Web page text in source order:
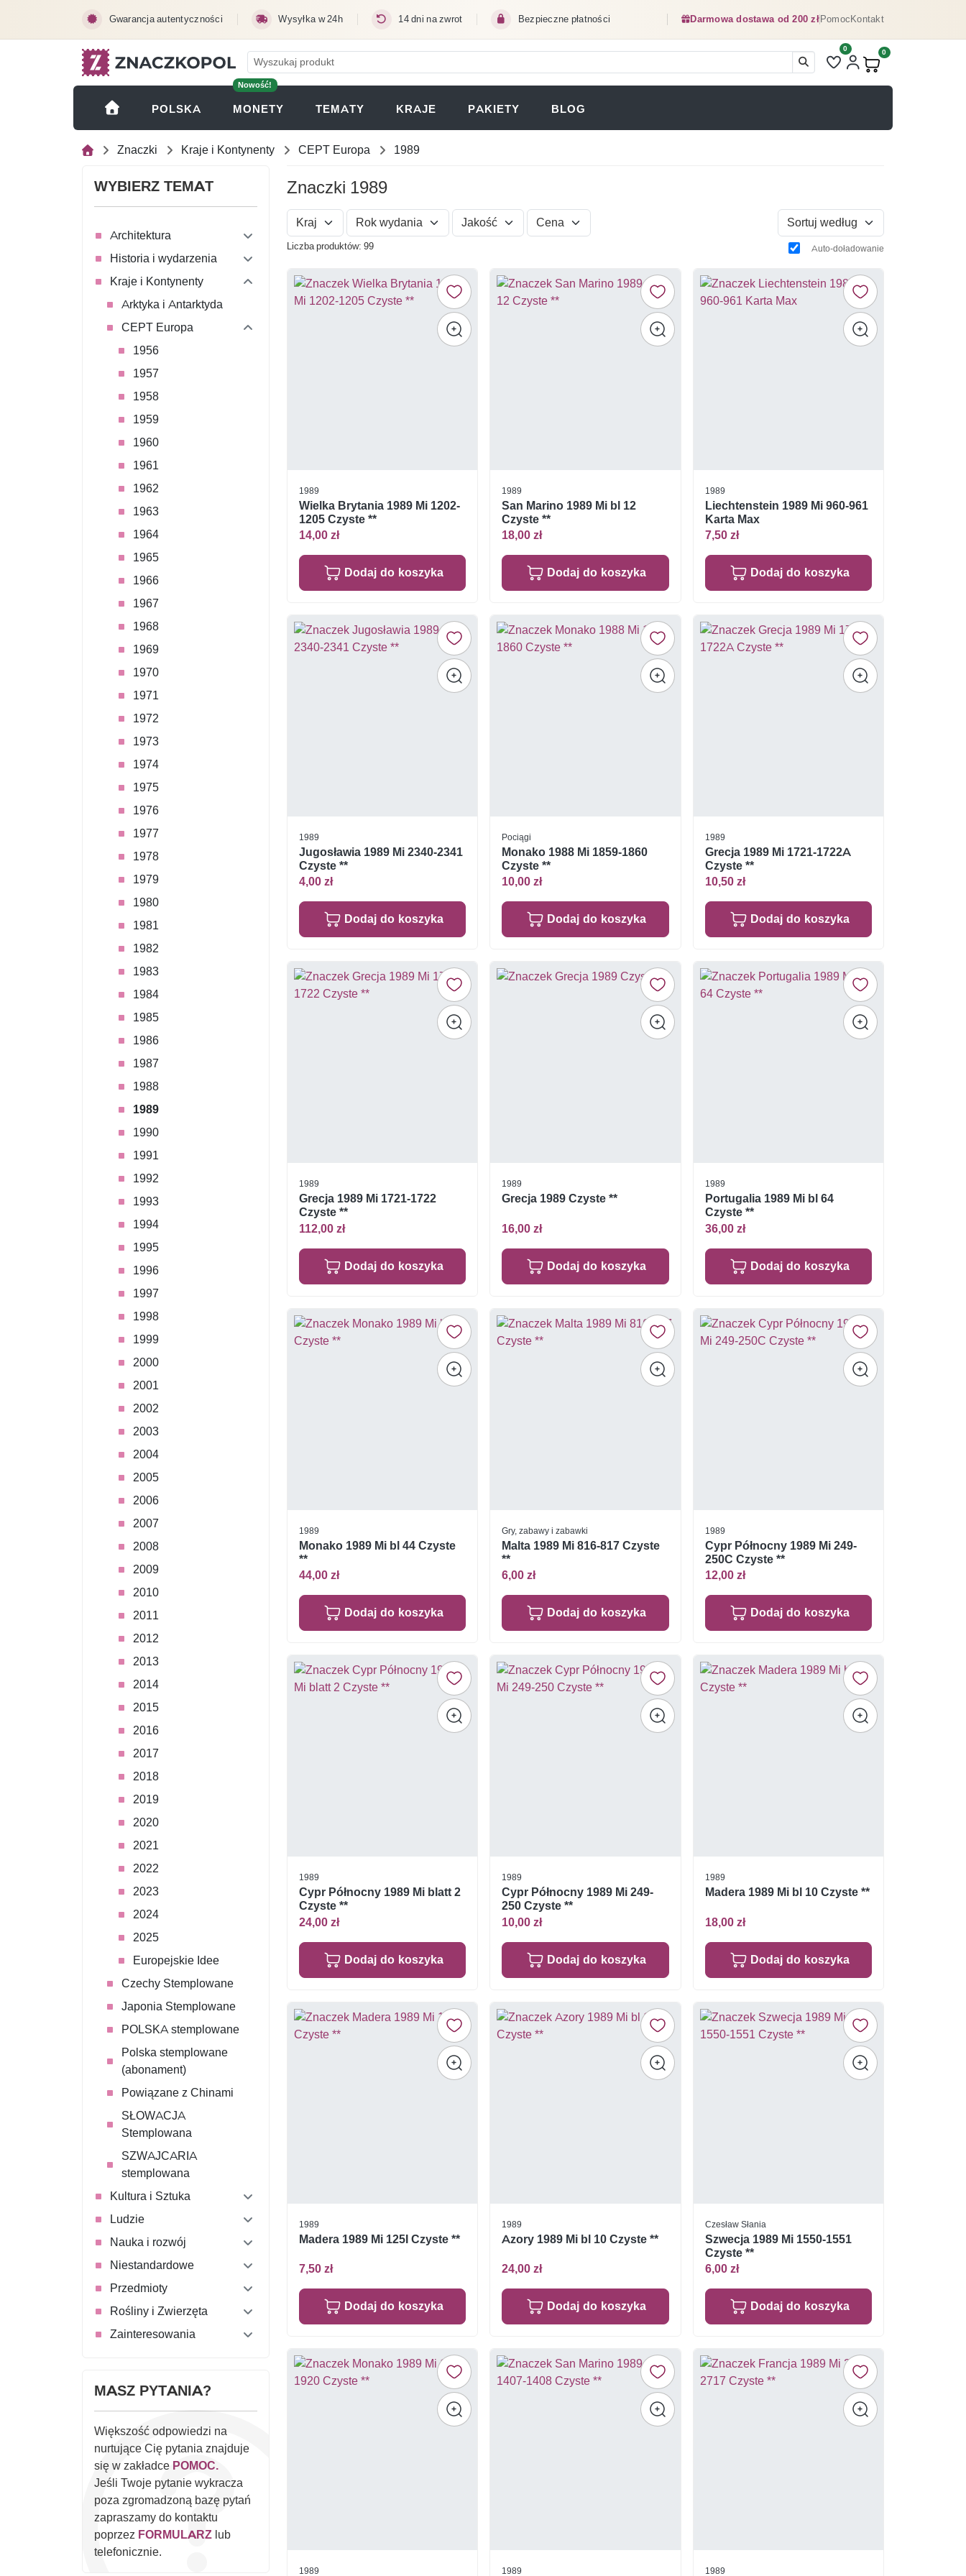
Gwarancja autentyczności Wysyłka w 24h 14 dni na zwrot Bezpieczne płatności Darmowa dostawa od 200 złPomocKontakt
Liczba pozycji na liście
0
Produkty w koszyku:
0
POLSKA
Nowość!
MONETY (OTWIERA SIĘ W NOWEJ KARCIE)
TEMATY KRAJE PAKIETY BLOG
Znaczki Kraje i Kontynenty CEPT Europa 1989
WYBIERZ TEMAT
Architektura
Historia i wydarzenia
Kraje i Kontynenty
Arktyka i Antarktyda
CEPT Europa
1956
1957
1958
1959
1960
1961
1962
1963
1964
1965
1966
1967
1968
1969
1970
1971
1972
1973
1974
1975
1976
1977
1978
1979
1980
1981
1982
1983
1984
1985
1986
1987
1988
1989
1990
1991
1992
1993
1994
1995
1996
1997
1998
1999
2000
2001
2002
2003
2004
2005
2006
2007
2008
2009
2010
2011
2012
2013
2014
2015
2016
2017
2018
2019
2020
2021
2022
2023
2024
2025
Europejskie Idee
Czechy Stemplowane
Japonia Stemplowane
POLSKA stemplowane
Polska stemplowane
(abonament)
Powiązane z Chinami
SŁOWACJA
Stemplowana
SZWAJCARIA
stemplowana
Kultura i Sztuka
Ludzie
Nauka i rozwój
Niestandardowe
Przedmioty
Rośliny i Zwierzęta
Zainteresowania
MASZ PYTANIA?
Większość odpowiedzi na
nurtujące Cię pytania znajduje
się w zakładce POMOC.
Jeśli Twoje pytanie wykracza
poza zgromadzoną bazę pytań
zapraszamy do kontaktu
poprzez FORMULARZ lub
telefonicznie.
Znaczki 1989
Kraj Rok wydania Jakość Cena Sortuj według
Liczba produktów: 99 Auto-doładowanie
1989
Wielka Brytania 1989 Mi 1202-
1205 Czyste **
14,00 zł
Dodaj do koszyka
1989
San Marino 1989 Mi bl 12
Czyste **
18,00 zł
Dodaj do koszyka
1989
Liechtenstein 1989 Mi 960-961
Karta Max
7,50 zł
Dodaj do koszyka
1989
Jugosławia 1989 Mi 2340-2341
Czyste **
4,00 zł
Dodaj do koszyka
Pociągi
Monako 1988 Mi 1859-1860
Czyste **
10,00 zł
Dodaj do koszyka
1989
Grecja 1989 Mi 1721-1722A
Czyste **
10,50 zł
Dodaj do koszyka
1989
Grecja 1989 Mi 1721-1722
Czyste **
112,00 zł
Dodaj do koszyka
1989
Grecja 1989 Czyste **
16,00 zł
Dodaj do koszyka
1989
Portugalia 1989 Mi bl 64
Czyste **
36,00 zł
Dodaj do koszyka
1989
Monako 1989 Mi bl 44 Czyste
**
44,00 zł
Dodaj do koszyka
Gry, zabawy i zabawki
Malta 1989 Mi 816-817 Czyste
**
6,00 zł
Dodaj do koszyka
1989
Cypr Północny 1989 Mi 249-
250C Czyste **
12,00 zł
Dodaj do koszyka
1989
Cypr Północny 1989 Mi blatt 2
Czyste **
24,00 zł
Dodaj do koszyka
1989
Cypr Północny 1989 Mi 249-
250 Czyste **
10,00 zł
Dodaj do koszyka
1989
Madera 1989 Mi bl 10 Czyste **
18,00 zł
Dodaj do koszyka
1989
Madera 1989 Mi 125I Czyste **
7,50 zł
Dodaj do koszyka
1989
Azory 1989 Mi bl 10 Czyste **
24,00 zł
Dodaj do koszyka
Czesław Słania
Szwecja 1989 Mi 1550-1551
Czyste **
6,00 zł
Dodaj do koszyka
1989 1989 1989